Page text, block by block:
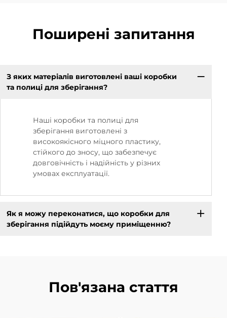
Поширені запитання
З яких матеріалів виготовлені ваші коробки
та полиці для зберігання?
Наші коробки та полиці для
зберігання виготовлені з
високоякісного міцного пластику,
стійкого до зносу, що забезпечує
довговічність і надійність у різних
умовах експлуатації.
Як я можу переконатися, що коробки для
зберігання підійдуть моєму приміщенню?
Пов'язана стаття